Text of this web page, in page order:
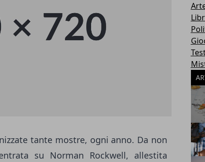
tante mostre, ogni anno. Da non
su Norman Rockwell, allestita